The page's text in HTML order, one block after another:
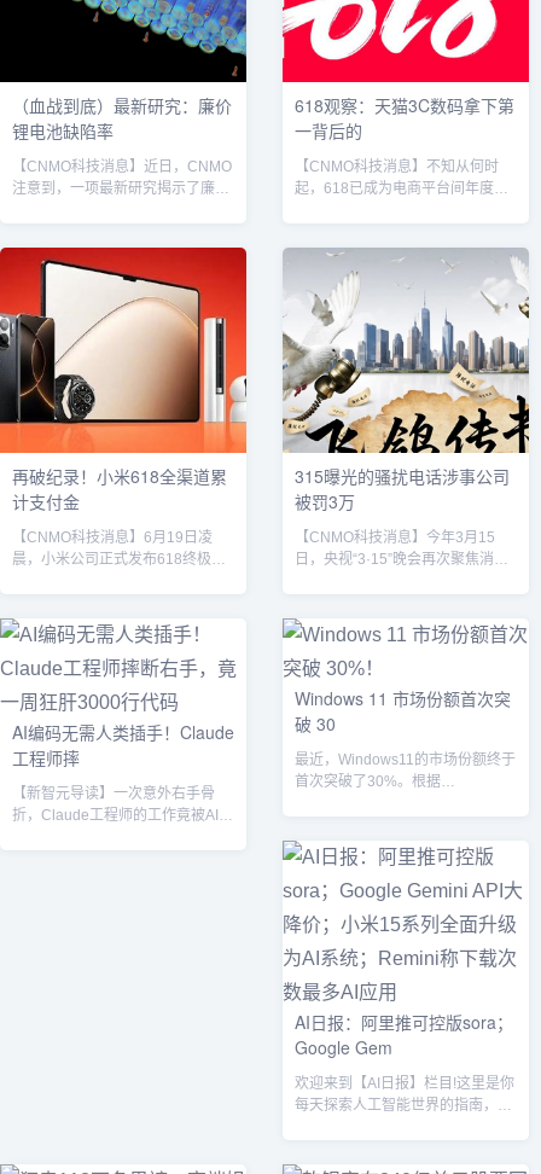
（血战到底）最新研究：廉价
锂电池缺陷率
【CNMO科技消息】近日，CNMO
注意到，一项最新研究揭示了廉价
通过X光对1000个18650锂电池进
行了深入分析，发现近8%的廉价
或假冒电池存在严重制造缺陷，可
能引发火灾。研究发现，关键缺陷
发生在负电极没有完全覆盖正电
极。这种错误的构造会导致正电极
边缘出现锂镀层，使电池不稳定并
促进短路。研究人员还发现，通...
618观察：天猫3C数码拿下第
一背后的
【CNMO科技消息】不知从何时
起，618已成为电商平台间年度最
这一时间段集中释放购买力，而平
台和品牌也借此进行资源倾斜与战
略布局。各种眼花缭乱的活动、跨
平台的价格战、五花八门的补贴和
优惠政策，构筑出一个促销节日的
盛宴。而当618年中大促的硝烟逐
渐散去，战报刷屏过后，越来越多
的行业观察者把目光投向战报背后
的数字逻辑与深层动因。根据魔镜
洞察数...
再破纪录！小米618全渠道累
计支付金
【CNMO科技消息】6月19日凌
晨，小米公司正式发布618终极战
绩不仅彰显了小米在消费电子领域
的强劲竞争力，更标志着其“人车家
全生态”战略在市场端的全面落地。
从销售数据看，小米手机品类延续
多平台霸榜态势。截至6月17日
23:59:59，小米15成京东、天猫双
平台4000 - 5999元价位段国产手
东...
315曝光的骚扰电话涉事公司
被罚3万
【CNMO科技消息】今年3月15
日，央视“3·15”晚会再次聚焦消费
简称“飞鸽传书”）通过发送骚扰短
信牟利的行为。根据上海市通信管
理局通报，该公司因违反《电信业
务许可经营管理办法》相关规定，
被处以3万元罚款。据此前的报
道，飞鸽传书通过其平台向客户提
供“骚扰短信”服务，报价3万元可发
送6666666条短信，合同中明确标
AI编码无需人类插手！Claude
工程师摔
【新智元导读】一次意外右手骨
折，Claude工程师的工作竟被AI挽
​Windows 11 市场份额首次突
破 30
最近，Windows11的市场份额终于
首次突破了30%。根据
AI日报：阿里推可控版sora；
Google Gem
欢迎来到【AI日报】栏目!这里是你
每天探索人工智能世界的指南，每